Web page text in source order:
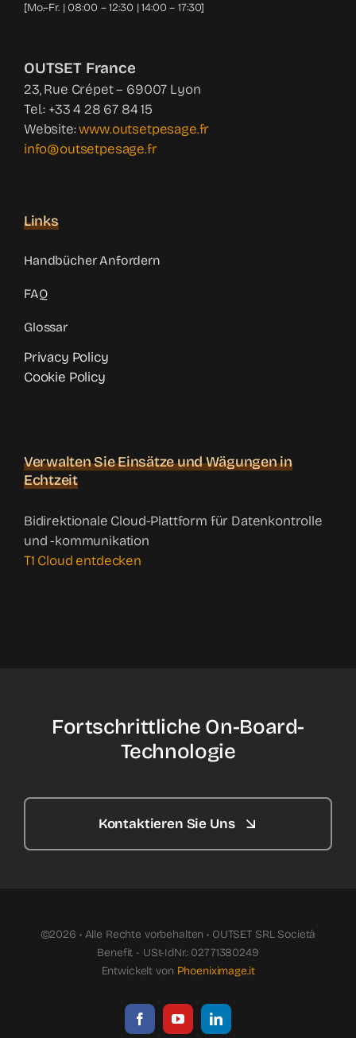
[Mo.–Fr. | 08:00 – 12:30 | 14:00 – 17:30]
OUTSET France
23, Rue Crépet – 69007 Lyon
Tel.: +33 4 28 67 84 15
Website:www.outsetpesage.fr
info@outsetpesage.fr
Links
Handbücher Anfordern
FAQ
Glossar
Privacy Policy
Cookie Policy
Verwalten Sie Einsätze und Wägungen in
Echtzeit
Bidirektionale Cloud-Plattform für Datenkontrolle
und -kommunikation
T1 Cloud entdecken
Fortschrittliche On-Board-
Technologie
Kontaktieren Sie Uns
©2026 • Alle Rechte vorbehalten • OUTSET SRL Società
Benefit - USt-IdNr.: 02771380249
Entwickelt von Phoeniximage.it